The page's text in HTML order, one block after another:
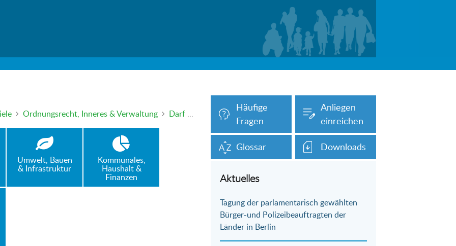
Ordnungsrecht, Inneres & Verwaltung Darf eigentlich jeder ‚einfach so‘ ein Geschäft betreiben, womöglich sogar, obwohl er „etwas auf dem Kerbholz hat“?
Umwelt, Bauen
& Infrastruktur
Kommunales,
Haushalt &
Finanzen
Häufige
Fragen
Anliegen
einreichen
Glossar Downloads
Aktuelles
Tagung der parlamentarisch gewählten
Bürger-und Polizeibeauftragten der
Länder in Berlin